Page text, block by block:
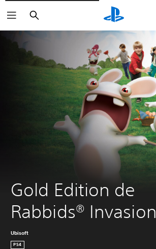
Buscar
Gold Edition de
Rabbids® Invasion
Ubisoft
PS4